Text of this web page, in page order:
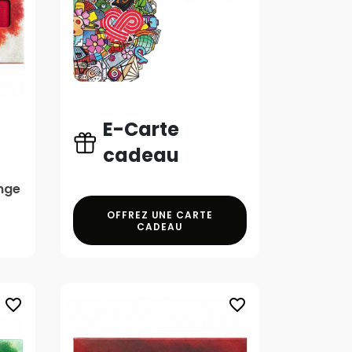
E-Carte
cadeau
OFFREZ UNE CARTE
CADEAU
favorite_border favorite_border